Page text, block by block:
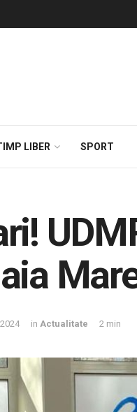
LIBER SPORT
in Actualitate 2 min